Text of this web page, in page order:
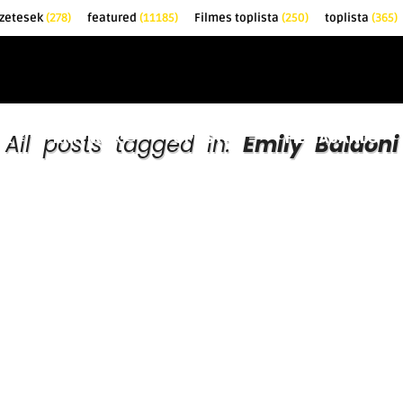
(278) featured (11185) Filmes toplista (250) toplista (365)
KRITIKÁK TOPLISTÁK FILMAJÁNLÓ
All posts tagged in: Emily Baldoni